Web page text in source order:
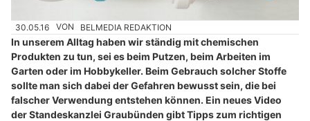
30.05.16 VON BELMEDIA REDAKTION
In unserem Alltag haben wir ständig mit chemischen
Produkten zu tun, sei es beim Putzen, beim Arbeiten im
Garten oder im Hobbykeller. Beim Gebrauch solcher Stoffe
sollte man sich dabei der Gefahren bewusst sein, die bei
falscher Verwendung entstehen können. Ein neues Video
der Standeskanzlei Graubünden gibt Tipps zum richtigen